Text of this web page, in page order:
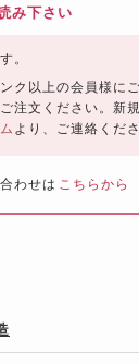
み下さい
。
ク以上の会員様に
注文ください。新
より、ご連絡くださ
わせは こちらから